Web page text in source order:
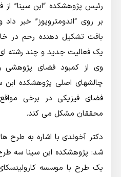
رئیس پژوهشکده “ابن سینا”
بر روی “اندومترویوز” خبر
بافت تشکیل دهنده رحم در
یک فعالیت جدید و چند رشته
وی از کمبود فضای پژوهشی
چالشهای اصلی پژوهشکده ابن
فضای فیزیکی در برخی
محققان مشکل می کند.
دكتر آخوندی با اشاره به طرح
شد: پژوهشکده ابن سینا سه
یک طرح با موسسه